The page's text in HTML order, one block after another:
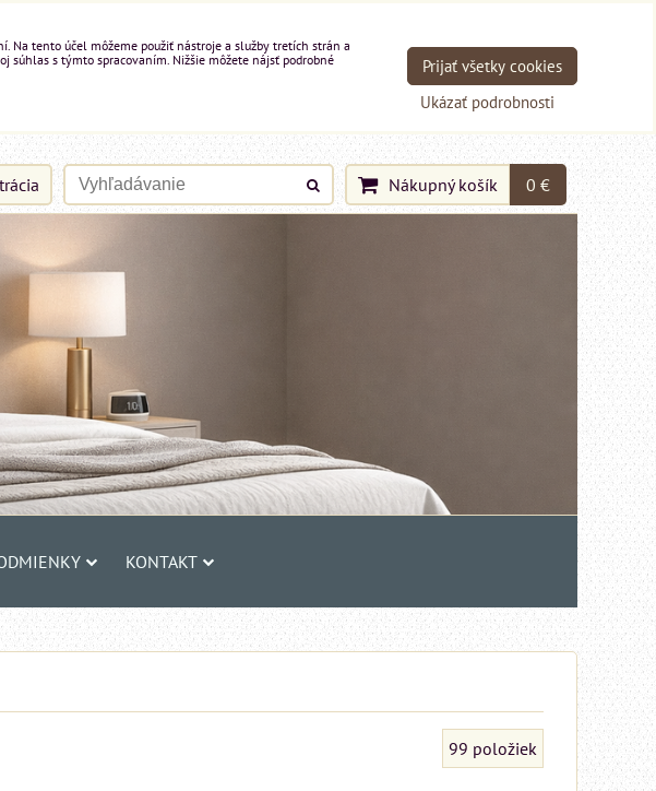
Nákupný košík 0 €
KONTAKT
99 položiek
Na tento účel môžeme použiť nástroje a služby tretích strán a
súhlas s týmto spracovaním. Nižšie môžete nájsť podrobné
Ukázať podrobnosti
Prijať všetky cookies